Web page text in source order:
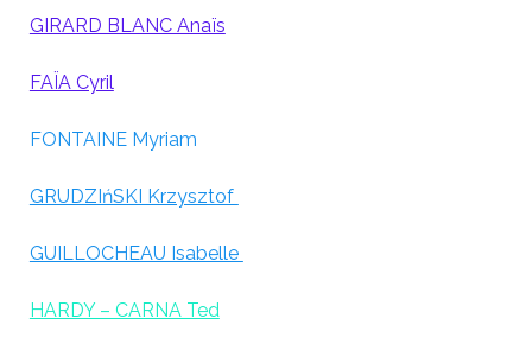
GIRARD BLANC Anaïs
FAÏA Cyril
FONTAINE Myriam
GRUDZIńSKI Krzysztof
GUILLOCHEAU Isabelle
HARDY – CARNA Ted